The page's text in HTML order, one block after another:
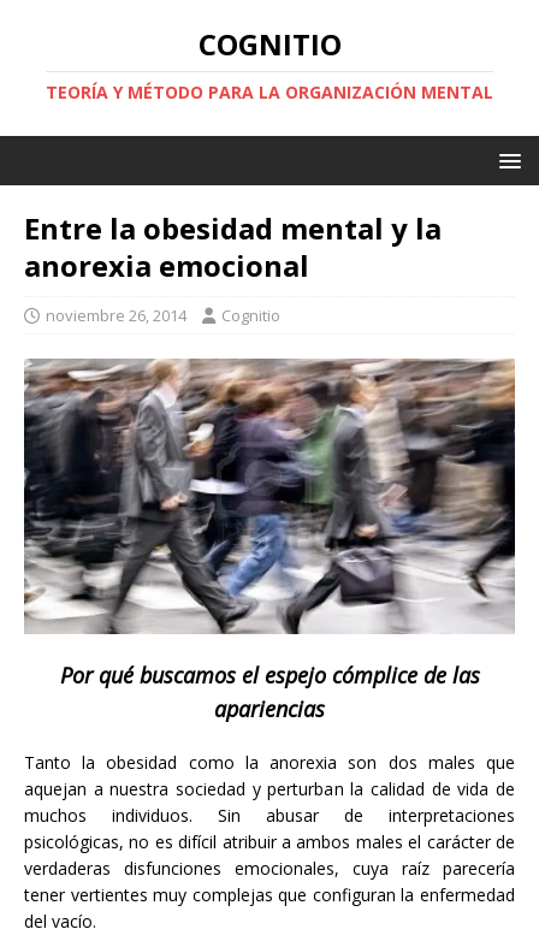
COGNITIO
TEORÍA Y MÉTODO PARA LA ORGANIZACIÓN MENTAL
Entre la obesidad mental y la
anorexia emocional
noviembre 26, 2014 Cognitio
Por qué buscamos el espejo cómplice de las
apariencias
Tanto la obesidad como la anorexia son dos males que
aquejan a nuestra sociedad y perturban la calidad de vida de
muchos individuos. Sin abusar de interpretaciones
psicológicas, no es difícil atribuir a ambos males el carácter de
verdaderas disfunciones emocionales, cuya raíz parecería
tener vertientes muy complejas que configuran la enfermedad
del vacío.